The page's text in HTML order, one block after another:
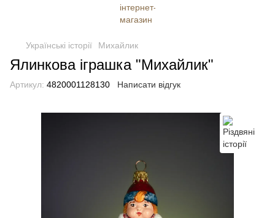
Українські історії Михайлик
Ялинкова іграшка "Михайлик"
Артикул: 4820001128130 Написати відгук